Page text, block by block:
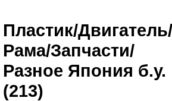
Пластик/Двигатель/
Рама/Запчасти/
Разное Япония б.у.
(213)